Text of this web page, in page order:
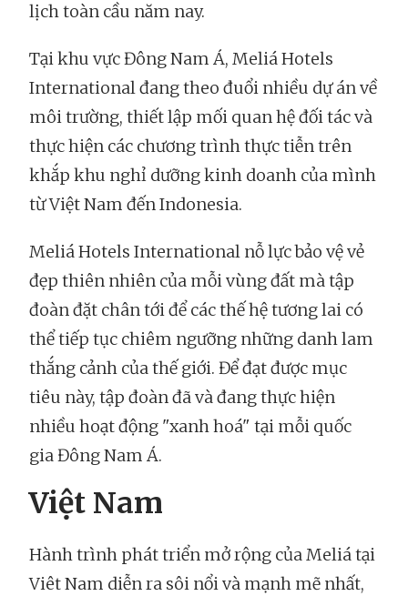
lịch toàn cầu năm nay.
Tại khu vực Đông Nam Á, Meliá Hotels
International đang theo đuổi nhiều dự án về
môi trường, thiết lập mối quan hệ đối tác và
thực hiện các chương trình thực tiễn trên
khắp khu nghỉ dưỡng kinh doanh của mình
từ Việt Nam đến Indonesia.
Meliá Hotels International nỗ lực bảo vệ vẻ
đẹp thiên nhiên của mỗi vùng đất mà tập
đoàn đặt chân tới để các thế hệ tương lai có
thể tiếp tục chiêm ngưỡng những danh lam
thắng cảnh của thế giới. Để đạt được mục
tiêu này, tập đoàn đã và đang thực hiện
nhiều hoạt động "xanh hoá" tại mỗi quốc
gia Đông Nam Á.
Việt Nam
Hành trình phát triển mở rộng của Meliá tại
Viêt Nam diễn ra sôi nổi và mạnh mẽ nhất,